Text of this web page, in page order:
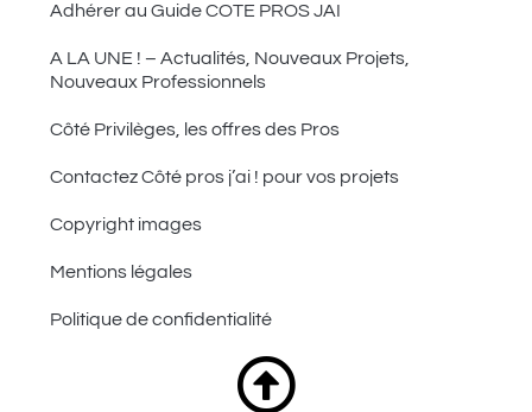
Adhérer au Guide COTE PROS JAI
A LA UNE ! – Actualités, Nouveaux Projets,
Nouveaux Professionnels
Côté Privilèges, les offres des Pros
Contactez Côté pros j’ai ! pour vos projets
Copyright images
Mentions légales
Politique de confidentialité